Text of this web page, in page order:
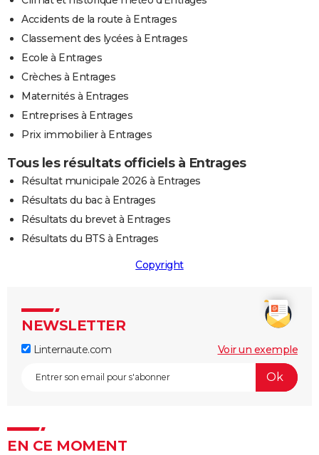
Accidents de la route à Entrages
Classement des lycées à Entrages
Ecole à Entrages
Crèches à Entrages
Maternités à Entrages
Entreprises à Entrages
Prix immobilier à Entrages
Tous les résultats officiels à Entrages
Résultat municipale 2026 à Entrages
Résultats du bac à Entrages
Résultats du brevet à Entrages
Résultats du BTS à Entrages
Copyright
NEWSLETTER
Linternaute.com Voir un exemple
EN CE MOMENT